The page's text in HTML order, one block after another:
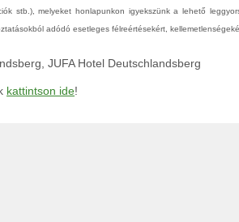
stb.), melyeket honlapunkon igyekszünk a lehető
adódó esetleges félreértésekért,
JUFA Hotel Deutschlandsberg
kattintson ide!